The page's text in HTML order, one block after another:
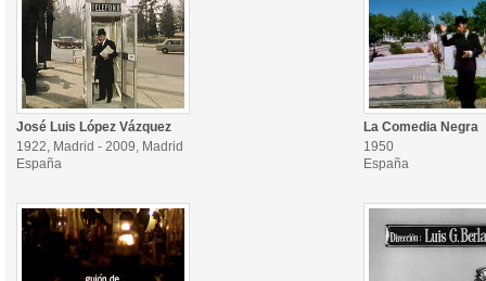
José Luis López Vázquez
1922, Madrid - 2009, Madrid
España
La Comedia Negra
1950
España